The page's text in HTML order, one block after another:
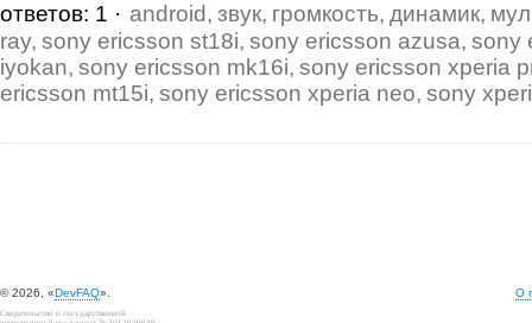
ответов: 1 android звук громкость динамик
ray sony ericsson st18i sony ericsson azusa sony
iyokan sony ericsson mk16i sony ericsson xperia
ericsson mt15i sony ericsson xperia neo sony
© 2026, «DevFAQ». О
Свидетельство о государственной